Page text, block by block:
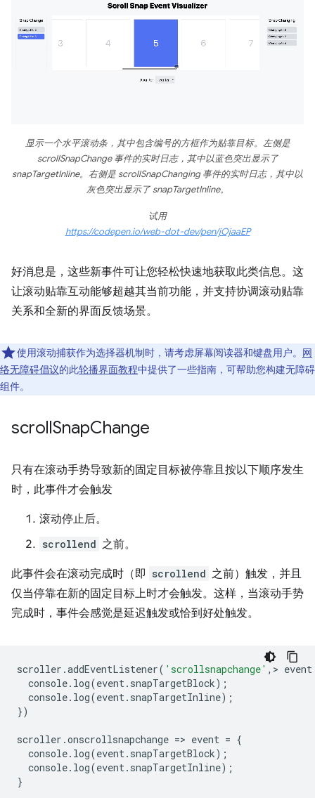
显示一个水平滚动条，其中包含编号的方框作为贴靠目标。左侧是
scrollSnapChange 事件的实时日志，其中以蓝色突出显示了
snapTargetInline。右侧是 scrollSnapChanging 事件的实时日志，其中以
灰色突出显示了 snapTargetInline。
试用
https://codepen.io/web-dot-dev/pen/jOjaaEP
好消息是，这些新事件可让您轻松快速地获取此类信息。这
让滚动贴靠互动能够超越其当前功能，并支持协调滚动贴靠
关系和全新的界面反馈场景。
使用滚动捕获作为选择器机制时，请考虑屏幕阅读器和键盘用户。 网
络无障碍倡议的此轮播界面教程中提供了一些指南，可帮助您构建无障碍
组件。
scrollSnapChange
只有在滚动手势导致新的固定目标被停靠且按以下顺序发生
时，此事件才会触发
滚动停止后。
scrollend 之前。
此事件会在滚动完成时（即 scrollend 之前）触发，并且
仅当停靠在新的固定目标上时才会触发。这样，当滚动手势
完成时，事件会感觉是延迟触发或恰到好处触发。
scroller .addEventListener( 'scrollsnapchange' , > event
console. log(event. snapTargetBlock);
console. log(event. snapTargetInline);
})
scroller .onscrollsnapchange => event = {
console. log(event. snapTargetBlock);
console. log(event. snapTargetInline);
}